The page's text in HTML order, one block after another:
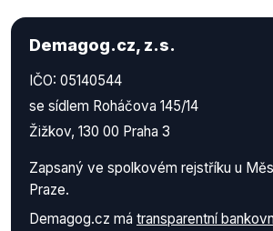
Demagog.cz, z.s.
IČO: 05140544
se sídlem Roháčova 145/14
Žižkov, 130 00 Praha 3
Zapsaný ve spolkovém rejstříku u
Praze.
Demagog.cz má transparentní